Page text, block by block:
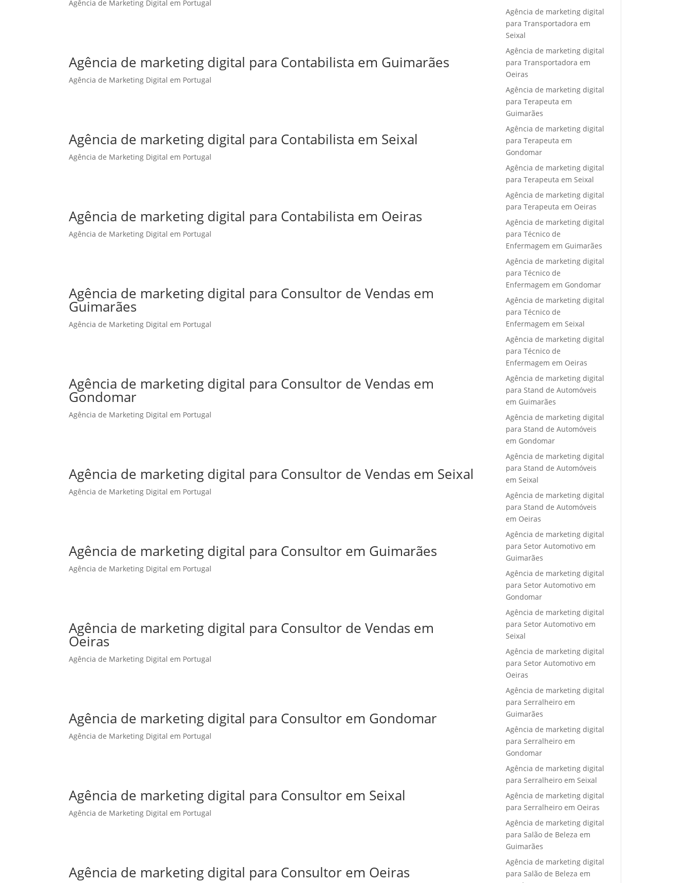
Agência de Marketing Digital em Portugal
Agência de marketing digital para Contabilista em Guimarães
Agência de Marketing Digital em Portugal
Agência de marketing digital para Contabilista em Seixal
Agência de Marketing Digital em Portugal
Agência de marketing digital para Contabilista em Oeiras
Agência de Marketing Digital em Portugal
Agência de marketing digital para Consultor de Vendas em
Guimarães
Agência de Marketing Digital em Portugal
Agência de marketing digital para Consultor de Vendas em
Gondomar
Agência de Marketing Digital em Portugal
Agência de marketing digital para Consultor de Vendas em Seixal
Agência de Marketing Digital em Portugal
Agência de marketing digital para Consultor em Guimarães
Agência de Marketing Digital em Portugal
Agência de marketing digital para Consultor de Vendas em
Oeiras
Agência de Marketing Digital em Portugal
Agência de marketing digital para Consultor em Gondomar
Agência de Marketing Digital em Portugal
Agência de marketing digital para Consultor em Seixal
Agência de Marketing Digital em Portugal
Agência de marketing digital para Consultor em Oeiras
Agência de marketing digital
para Transportadora em
Seixal
Agência de marketing digital
para Transportadora em
Oeiras
Agência de marketing digital
para Terapeuta em
Guimarães
Agência de marketing digital
para Terapeuta em
Gondomar
Agência de marketing digital
para Terapeuta em Seixal
Agência de marketing digital
para Terapeuta em Oeiras
Agência de marketing digital
para Técnico de
Enfermagem em Guimarães
Agência de marketing digital
para Técnico de
Enfermagem em Gondomar
Agência de marketing digital
para Técnico de
Enfermagem em Seixal
Agência de marketing digital
para Técnico de
Enfermagem em Oeiras
Agência de marketing digital
para Stand de Automóveis
em Guimarães
Agência de marketing digital
para Stand de Automóveis
em Gondomar
Agência de marketing digital
para Stand de Automóveis
em Seixal
Agência de marketing digital
para Stand de Automóveis
em Oeiras
Agência de marketing digital
para Setor Automotivo em
Guimarães
Agência de marketing digital
para Setor Automotivo em
Gondomar
Agência de marketing digital
para Setor Automotivo em
Seixal
Agência de marketing digital
para Setor Automotivo em
Oeiras
Agência de marketing digital
para Serralheiro em
Guimarães
Agência de marketing digital
para Serralheiro em
Gondomar
Agência de marketing digital
para Serralheiro em Seixal
Agência de marketing digital
para Serralheiro em Oeiras
Agência de marketing digital
para Salão de Beleza em
Guimarães
Agência de marketing digital
para Salão de Beleza em